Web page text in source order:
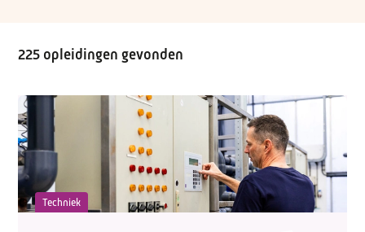
225 opleidingen gevonden
Techniek